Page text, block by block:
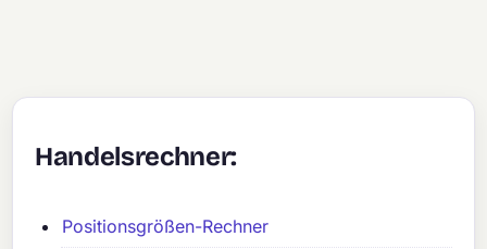
Handelsrechner:
Positionsgrößen-Rechner